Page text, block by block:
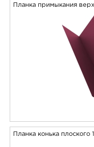
Планка примыкания
Планка конька плоского